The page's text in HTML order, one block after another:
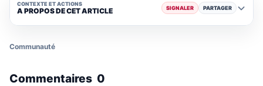
CONTEXTE ET ACTIONS
A PROPOS DE CET ARTICLE SIGNALER PARTAGER
Communauté
Commentaires 0